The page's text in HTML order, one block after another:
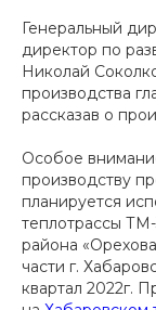
Генеральный
директор по
Николай
производства
рассказав о
Особое
производству
планируется
теплотрассы
района
части г.
квартал 2022г.